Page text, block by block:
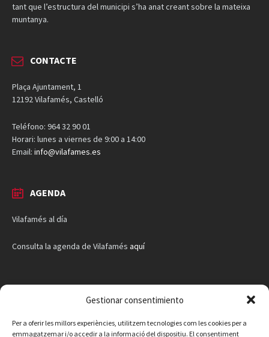
Gestionar consentimiento
Per a oferir les millors experiències, utilitzem tecnologies com les cookies per a
emmagatzemar i/o accedir a la informació del dispositiu. El consentiment
tant que l’estructura del municipi s’ha anat creant sobre la mateixa
muntanya.
CONTACTE
Plaça Ajuntament, 1
12192 Vilafamés, Castelló
Teléfono: 964 32 90 01
Horari: lunes a viernes de 9:00 a 14:00
Email: info@vilafames.es
AGENDA
Vilafamés al día
Consulta la agenda de Vilafamés aquí